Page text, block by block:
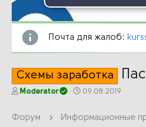
Почта для жалоб:
Схемы заработка
А
о
Moderator
Д
а
09.08.2019
Форум Информационные